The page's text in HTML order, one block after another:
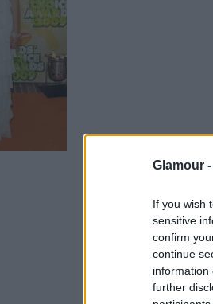
Glamour -
If you wish
sensitive
confirm
continue
information
further